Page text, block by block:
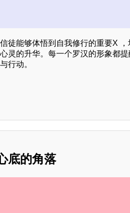
徒能够体悟到自我修行的重要X
灵的升华。每一个罗汉的形象都
行动。
底的角落